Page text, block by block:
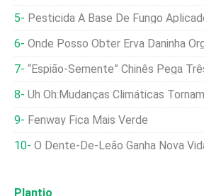
Pesticida À Base De Fungo Aplicado Em Abelha
Onde Posso Obter Erva Daninha
“Espião-Semente” Chinês Pega
Uh Oh:Mudanças Climáticas Tornam Os
Fenway Fica Mais Verde
O Dente-De-Leão Ganha Nova
Plantio